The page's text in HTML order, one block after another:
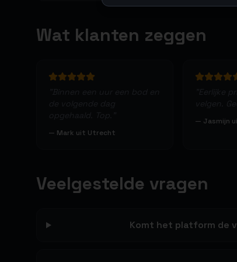
Wat klanten zeggen
— Mark uit Utrecht
— Jasmijn
Veelgestelde vragen
Komt het platform de